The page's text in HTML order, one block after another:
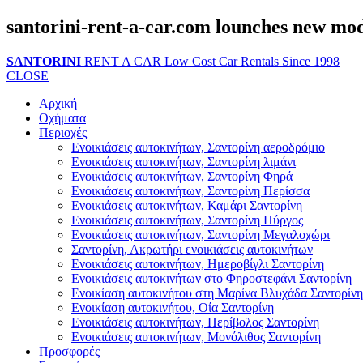
santorini-rent-a-car.com lounches new
SANTORINI RENT A CAR Low Cost Car Rentals Since 1998
CLOSE
Αρχική
Οχήματα
Περιοχές
Ενοικιάσεις αυτοκινήτων, Σαντορίνη αεροδρόμιο
Ενοικιάσεις αυτοκινήτων, Σαντορίνη λιμάνι
Ενοικιάσεις αυτοκινήτων, Σαντορίνη Φηρά
Ενοικιάσεις αυτοκινήτων, Σαντορίνη Περίσσα
Ενοικιάσεις αυτοκινήτων, Καμάρι Σαντορίνη
Ενοικιάσεις αυτοκινήτων, Σαντορίνη Πύργος
Ενοικιάσεις αυτοκινήτων, Σαντορίνη Μεγαλοχώρι
Σαντορίνη, Ακρωτήρι ενοικιάσεις αυτοκινήτων
Ενοικιάσεις αυτοκινήτων, Ημεροβίγλι Σαντορίνη
Ενοικιάσεις αυτοκινήτων στο Φηροστεφάνι Σαντορίνη
Ενοικίαση αυτοκινήτου στη Μαρίνα Βλυχάδα Σαντορίνη
Ενοικίαση αυτοκινήτου, Οία Σαντορίνη
Ενοικιάσεις αυτοκινήτων, Περίβολος Σαντορίνη
Ενοικιάσεις αυτοκινήτων, Μονόλιθος Σαντορίνη
Προσφορές